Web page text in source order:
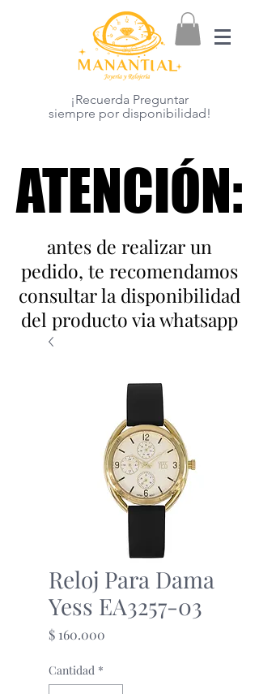
¡Recuerda Preguntar
siempre por disponibilidad!
ATENCIÓN:
ATENCIÓN:
antes de realizar un
pedido, te recomendamos
consultar la disponibilidad
del producto via whatsapp
Reloj Para Dama
Yess EA3257-03
$ 160.000
Cantidad *